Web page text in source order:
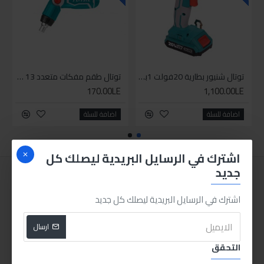
اشترك في الرسايل البريدية ليصلك كل
جديد
اشترك في الرسايل البريدية ليصلك كل جديد
ارسال
التحقق
توتال شنيور بطارية 20فولت 1بطارية
1,100.00LE
اضافة للسلة
توتال طقم مفكات متعدد 13 قطعة يد متحركة
170.00LE
اضافة للسلة